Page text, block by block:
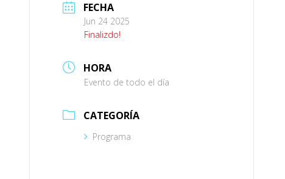
FECHA
Jun 24 2025
Finalizdo!
HORA
Evento de todo el día
CATEGORÍA
Programa